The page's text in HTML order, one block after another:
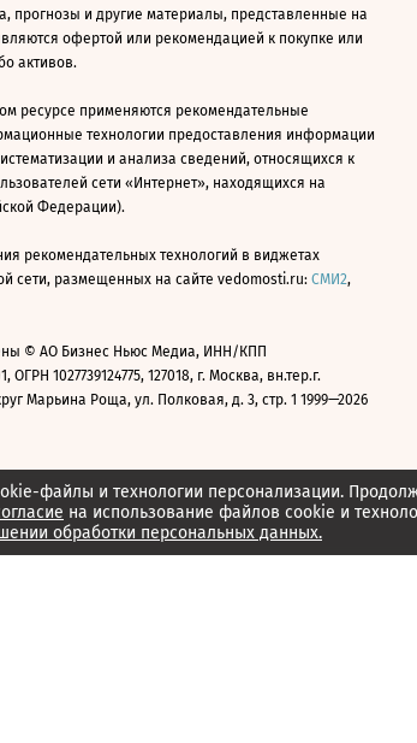
файлы и технологии персонализации.
на использование файлов cookie и
обработки персональных данных.
прогнозы и другие материалы, представленные на
офертой или рекомендацией к покупке или
активов.
ресурсе применяются рекомендательные
технологии предоставления информации
и анализа сведений, относящихся к
сети «Интернет», находящихся на
Федерации).
рекомендательных технологий в виджетах
сети, размещенных на сайте vedomosti.ru: СМИ2,
© АО Бизнес Ньюс Медиа, ИНН/КПП
ОГРН 1027739124775, 127018, г. Москва, вн.тер.г.
Марьина Роща, ул. Полковая, д. 3, стр. 1 1999—2026